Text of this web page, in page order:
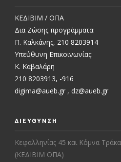
ΚΕΔΙΒΙΜ / ΟΠΑ
Δια Ζώσης προγράμματα:
Π. Καλκάνης, 210 8203914
Υπεύθυνη Επικοινωνίας:
Κ. Καβαλάρη
210 8203913, -916
digima@aueb.gr , dz@aueb.gr
ΔΙΕΥΘΥΝΣΗ
Κεφαλληνίας 45 και Κόμνα Τράκα
(ΚΕΔΙΒΙΜ ΟΠΑ)